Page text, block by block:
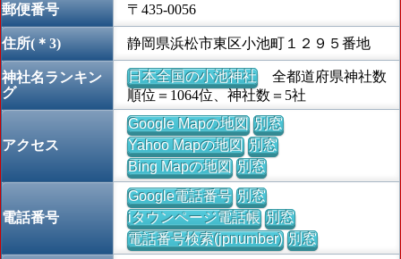
郵便番号 〒435-0056
住所(＊3) 静岡県浜松市東区小池町１２９５番地
神社名ランキン
グ
日本全国の小池神社全都道府県神社数
順位＝1064位、神社数＝5社
アクセス
Google Mapの地図 別窓
Yahoo Mapの地図 別窓
Bing Mapの地図 別窓
電話番号
Google電話番号 別窓
iタウンページ電話帳 別窓
電話番号検索(jpnumber) 別窓